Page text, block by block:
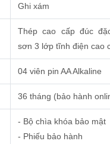
Ghi xám
Thép cao cấp đúc
sơn 3 lớp tĩnh điện cao
04 viên pin AA Alkaline
36 tháng (bảo hành
- Bộ chìa khóa bảo mật
- Phiếu bảo hành